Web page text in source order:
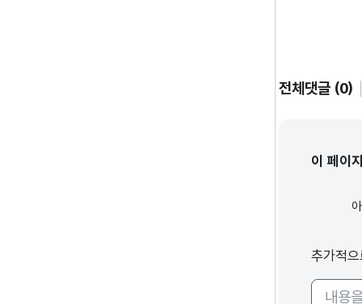
전체댓글 (0)
이 페이
추가적